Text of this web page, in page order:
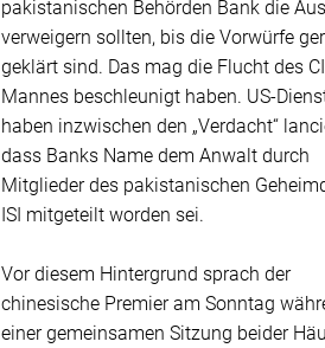
pakistanischen Behörden Bank die
verweigern sollten, bis die Vorwürfe
geklärt sind. Das mag die Flucht des
Mannes beschleunigt haben. US-
haben inzwischen den „Verdacht“
dass Banks Name dem Anwalt durch
Mitglieder des pakistanischen
ISI mitgeteilt worden sei.
Vor diesem Hintergrund sprach der
chinesische Premier am Sonntag
einer gemeinsamen Sitzung beider